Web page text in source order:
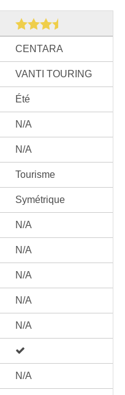
CENTARA
VANTI TOURING
Été
N/A
N/A
Tourisme
Symétrique
N/A
N/A
N/A
N/A
N/A
N/A